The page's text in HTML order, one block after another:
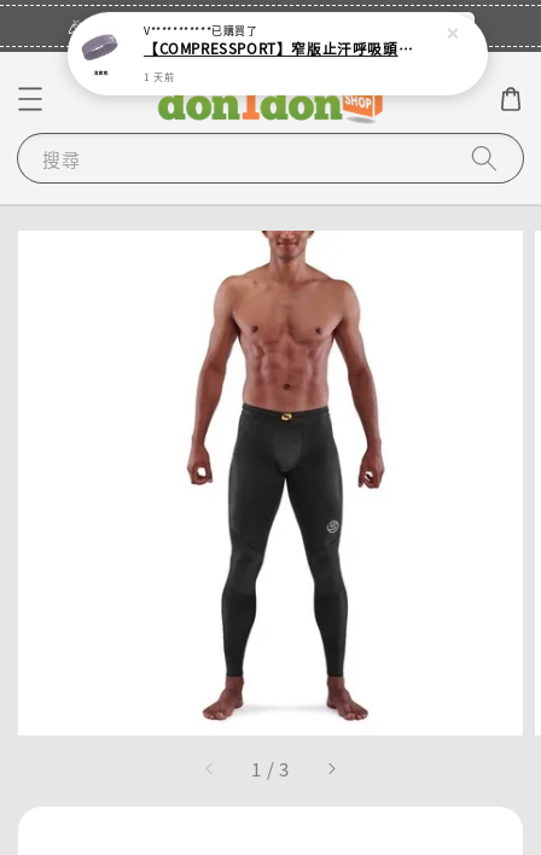
🎉登入會員・領取您的專屬折扣券！ 立即登入
搜尋
1 /3
V***********已購買了
【COMPRESSPORT】窄版止汗呼吸頭帶2.0_【零碼】
1 天前